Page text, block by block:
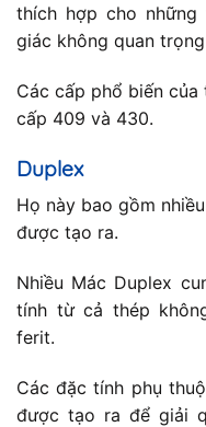
thích hợp cho
giác không quan
Các cấp phổ biến
cấp 409 và 430.
Duplex
Họ này bao gồm
được tạo ra.
Nhiều Mác Duplex
tính từ cả thép
ferit.
Các đặc tính phụ
được tạo ra để giải